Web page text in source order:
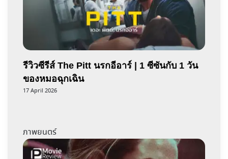
รีวิวซีรีส์ The Pitt นรกอีอาร์ | 1 ซีซันกับ 1 วัน
ของหมอฉุกเฉิน
17 April 2026
ภาพยนตร์